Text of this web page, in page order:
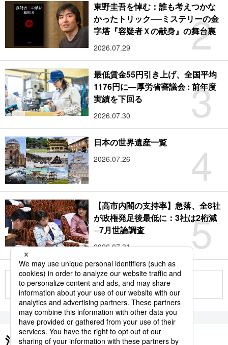
2
東野圭吾を悼む：誰も考えつかな
かったトリック──ミステリーの金
字塔『容疑者Ｘの献身』の舞台裏
2026.07.29
3
最低賃金55円引き上げ、全国平均
1176円に―厚労省審議会 : 前年度
実績を下回る
2026.07.30
4
日本の世界遺産一覧
2026.07.26
5
【高市内閣の支持率】急落、全8社
が政権発足後最低に：3社は2桁減
─7月世論調査
2026.07.31
もっと見る
注目のキーワード